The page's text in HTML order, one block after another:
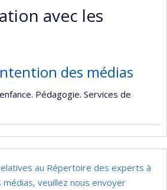
avec les
des médias
Pédagogie. Services de
au Répertoire des experts à
médias, veuillez nous envoyer